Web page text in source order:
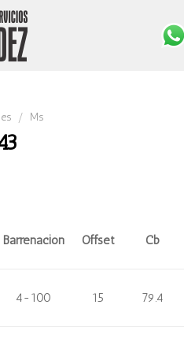
/ Ms
Barrenación Offset Cb
4-100 15 79.4